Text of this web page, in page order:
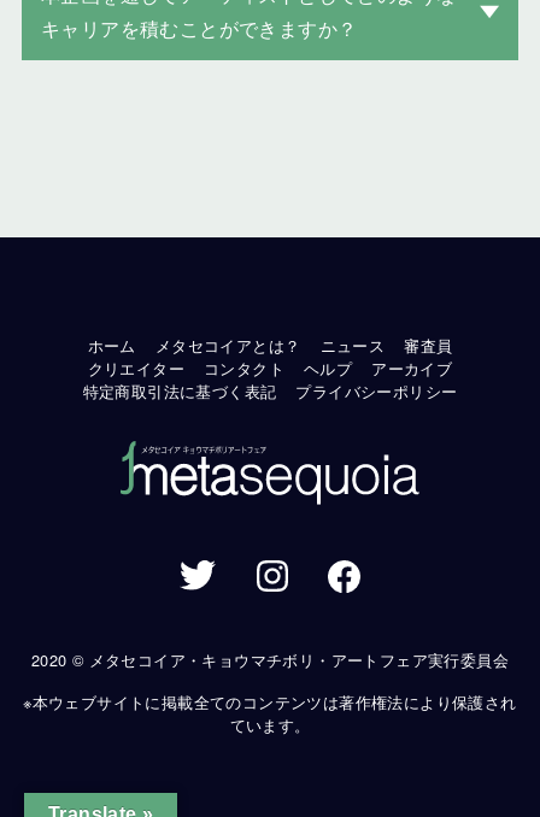
キャリアを積むことができますか？
ホーム メタセコイアとは？ ニュース
審査員
クリエイター
コンタクト ヘルプ
アーカイブ
特定商取引法に基づく表記
プライバシーポリシー
2020 © メタセコイア・キョウマチボリ・アートフェア実行委員会
※本ウェブサイトに掲載全てのコンテンツは著作権法により保護され
ています。